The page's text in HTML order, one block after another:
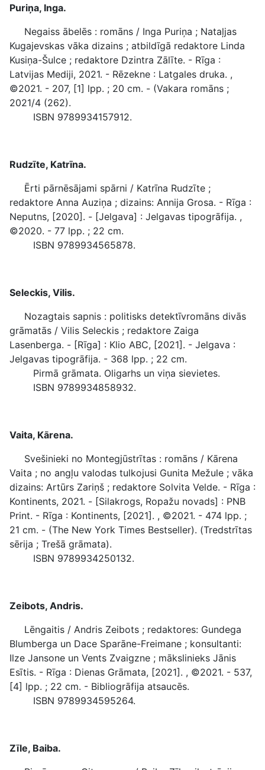
Puriņa, Inga.
Negaiss ābelēs : romāns / Inga Puriņa ; Nataļjas
Kugajevskas vāka dizains ; atbildīgā redaktore Linda
Kusiņa-Šulce ; redaktore Dzintra Zālīte. - Rīga :
Latvijas Mediji, 2021. - Rēzekne : Latgales druka. ,
©2021. - 207, [1] lpp. ; 20 cm. - (Vakara romāns ;
2021/4 (262).
ISBN 9789934157912.
Rudzīte, Katrīna.
Ērti pārnēsājami spārni / Katrīna Rudzīte ;
redaktore Anna Auziņa ; dizains: Annija Grosa. - Rīga :
Neputns, [2020]. - [Jelgava] : Jelgavas tipogrāfija. ,
©2020. - 77 lpp. ; 22 cm.
ISBN 9789934565878.
Seleckis, Vilis.
Nozagtais sapnis : politisks detektīvromāns divās
grāmatās / Vilis Seleckis ; redaktore Zaiga
Lasenberga. - [Rīga] : Klio ABC, [2021]. - Jelgava :
Jelgavas tipogrāfija. - 368 lpp. ; 22 cm.
Pirmā grāmata. Oligarhs un viņa sievietes.
ISBN 9789934858932.
Vaita, Kārena.
Svešinieki no Montegjūstrītas : romāns / Kārena
Vaita ; no angļu valodas tulkojusi Gunita Mežule ; vāka
dizains: Artūrs Zariņš ; redaktore Solvita Velde. - Rīga :
Kontinents, 2021. - [Silakrogs, Ropažu novads] : PNB
Print. - Rīga : Kontinents, [2021]. , ©2021. - 474 lpp. ;
21 cm. - (The New York Times Bestseller). (Tredstrītas
sērija ; Trešā grāmata).
ISBN 9789934250132.
Zeibots, Andris.
Lēngaitis / Andris Zeibots ; redaktores: Gundega
Blumberga un Dace Sparāne-Freimane ; konsultanti:
Ilze Jansone un Vents Zvaigzne ; mākslinieks Jānis
Esītis. - Rīga : Dienas Grāmata, [2021]. , ©2021. - 537,
[4] lpp. ; 22 cm. - Bibliogrāfija atsaucēs.
ISBN 9789934595264.
Zīle, Baiba.